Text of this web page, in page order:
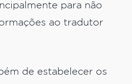
para não
ao tradutor
de estabelecer os